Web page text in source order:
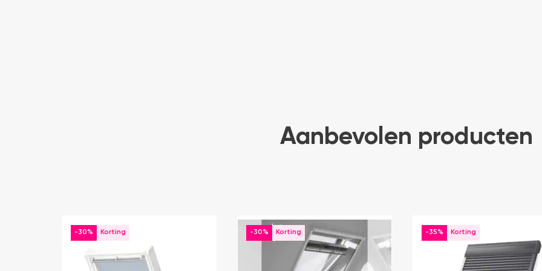
Aanbevolen producten
-30% -30% -35%